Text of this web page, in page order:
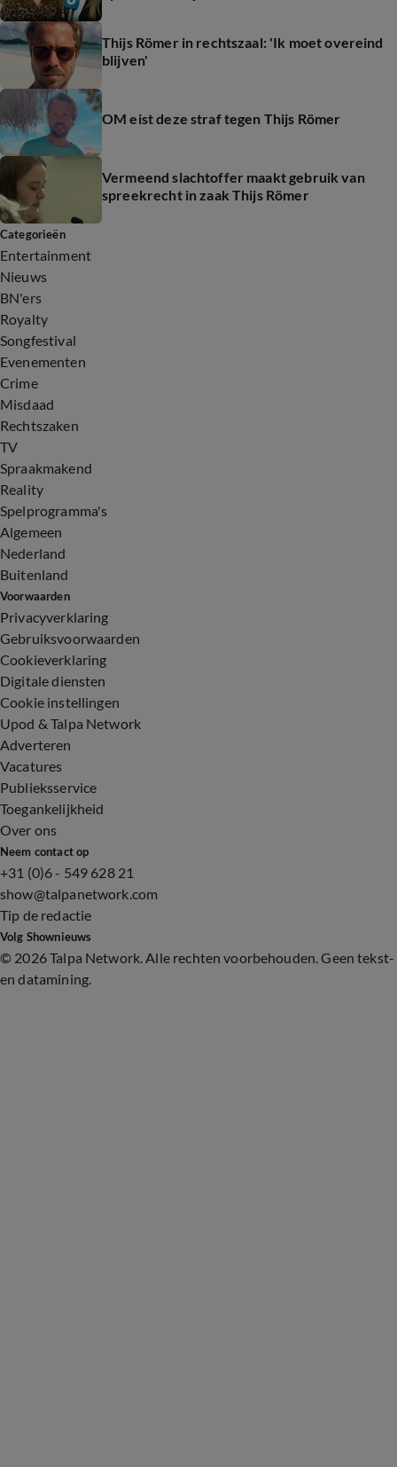
Thijs Römer in rechtszaal: 'Ik moet overeind
blijven'
OM eist deze straf tegen Thijs Römer
Vermeend slachtoffer maakt gebruik van
spreekrecht in zaak Thijs Römer
Categorieën
Entertainment
Nieuws
BN'ers
Royalty
Songfestival
Evenementen
Crime
Misdaad
Rechtszaken
TV
Spraakmakend
Reality
Spelprogramma's
Algemeen
Nederland
Buitenland
Voorwaarden
Privacyverklaring
Gebruiksvoorwaarden
Cookieverklaring
Digitale diensten
Cookie instellingen
Upod & Talpa Network
Adverteren
Vacatures
Publieksservice
Toegankelijkheid
Over ons
Neem contact op
+31 (0)6 - 549 628 21
show@talpanetwork.com
Tip de redactie
Volg Shownieuws
© 2026 Talpa Network. Alle rechten voorbehouden. Geen tekst-
en datamining.